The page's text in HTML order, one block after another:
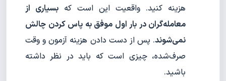
هزینه کنید. واقعیت این است که بسیاری از
معامله‌گران در بار اول موفق به پاس کردن چالش
نمی‌شوند. پس از دست دادن هزینه آزمون و وقت
صرف‌شده، چیزی است که باید در نظر داشته
باشید.